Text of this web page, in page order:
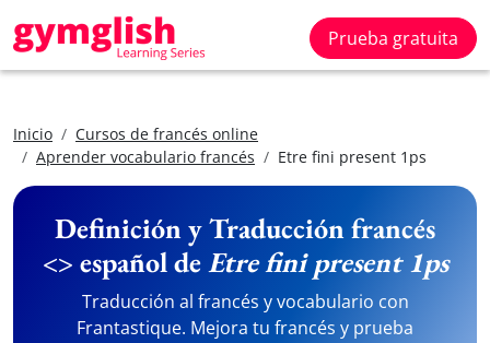
Prueba gratuita
Inicio
Cursos de francés online
Aprender vocabulario francés
Etre fini present 1ps
Definición y Traducción francés
<> español deEtre fini present 1ps
Traducción al francés y vocabulario con
Frantastique. Mejora tu francés y prueba